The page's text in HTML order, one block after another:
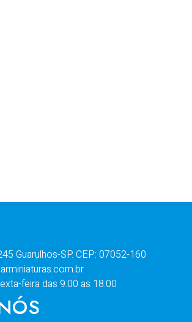
Guarulhos-SP. CEP: 07052-160
feira das 9:00 as 18:00